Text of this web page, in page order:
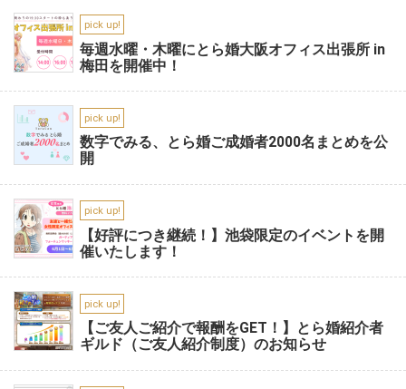
pick up!
毎週水曜・木曜にとら婚大阪オフィス出張所 in
梅田を開催中！
pick up!
数字でみる、とら婚ご成婚者2000名まとめを公
開
pick up!
【好評につき継続！】池袋限定のイベントを開
催いたします！
pick up!
【ご友人ご紹介で報酬をGET！】とら婚紹介者
ギルド（ご友人紹介制度）のお知らせ